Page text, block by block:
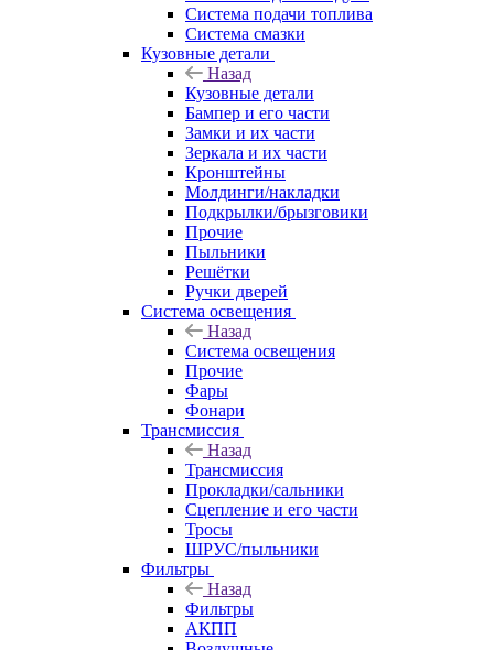
Система подачи топлива
Система смазки
Кузовные детали
Назад
Кузовные детали
Бампер и его части
Замки и их части
Зеркала и их части
Кронштейны
Молдинги/накладки
Подкрылки/брызговики
Прочие
Пыльники
Решётки
Ручки дверей
Система освещения
Назад
Система освещения
Прочие
Фары
Фонари
Трансмиссия
Назад
Трансмиссия
Прокладки/сальники
Сцепление и его части
Тросы
ШРУС/пыльники
Фильтры
Назад
Фильтры
АКПП